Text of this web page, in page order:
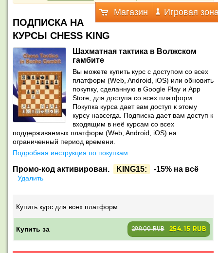
Магазин Игровая
ПОДПИСКА НА
КУРСЫ CHESS KING
Шахматная тактика в Волжском
гамбите
Вы можете купить курс с доступом со всех
платформ (Web, Android, iOS) или обновить
покупку, сделанную в Google Play и App
Store, для доступа со всех платформ.
Покупка курса дает вам доступ к этому
курсу навсегда. Подписка дает вам доступ к
входящим в неё курсам со всех
поддерживаемых платформ (Web, Android, iOS) на
ограниченный период времени.
Подробная инструкция по покупкам
Промо-код активирован. KING15: -15% на всё
Удалить
Купить курс для всех платформ
Купить за 299.00 RUB 254.15 RUB